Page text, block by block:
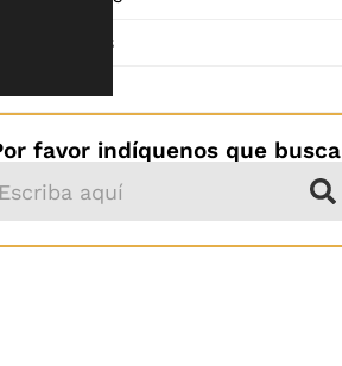
Ready Cars
favor indíquenos que busca